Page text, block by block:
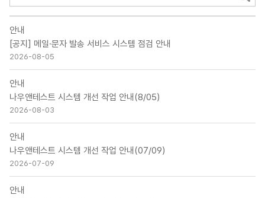
안내
[공지] 메일·문자 발송 서비스 시스템 점검 안내
2026-08-05
안내
나우앤테스트 시스템 개선 작업 안내(8/05)
2026-08-03
안내
나우앤테스트 시스템 개선 작업 안내(07/09)
2026-07-09
안내